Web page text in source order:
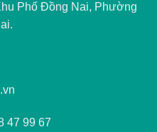
Phố Đồng Nai, Phường
47 99 67